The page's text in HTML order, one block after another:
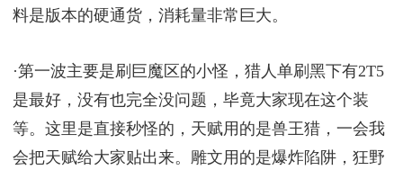
料是版本的硬通货，消耗量非常巨大。
·第一波主要是刷巨魔区的小怪，猎人单刷黑下有2T5
是最好，没有也完全没问题，毕竟大家现在这个装
等。这里是直接秒怪的，天赋用的是兽王猎，一会我
会把天赋给大家贴出来。雕文用的是爆炸陷阱，狂野